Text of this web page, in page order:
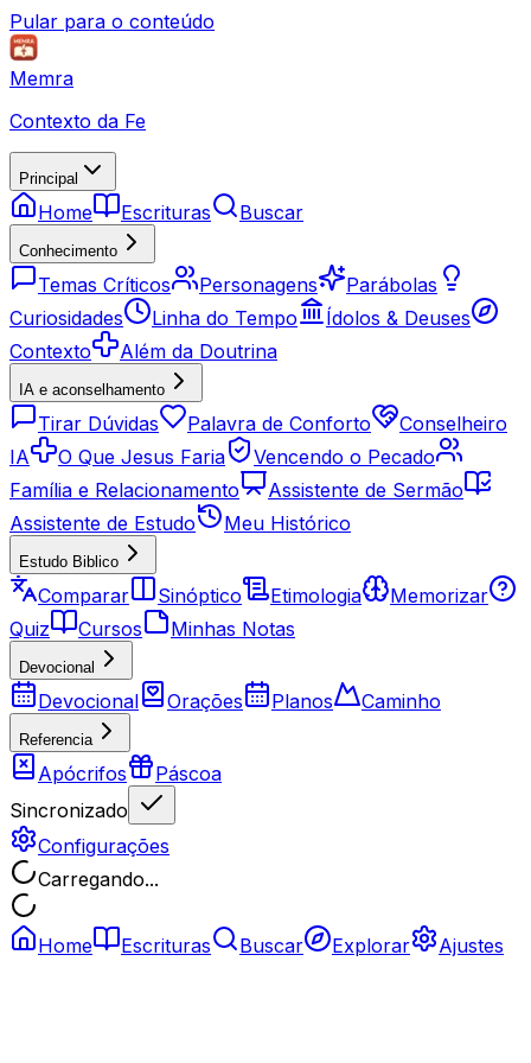
Pular para o conteúdo
Memra
Contexto da Fe
Principal
Home Escrituras Buscar
Conhecimento
Temas Críticos Personagens
Parábolas
Curiosidades
Linha do Tempo
Ídolos & Deuses
Contexto
Além da Doutrina
IA e aconselhamento
Tirar Dúvidas Palavra de Conforto
Conselheiro
IA
O Que Jesus Faria
Vencendo o Pecado
Família e Relacionamento
Assistente de Sermão
Assistente de Estudo
Meu Histórico
Estudo Biblico
Comparar Sinóptico Etimologia
Memorizar
Quiz
Cursos Minhas Notas
Devocional
Devocional Orações Planos Caminho
Referencia
Apócrifos
Páscoa
Sincronizado
Configurações
Carregando...
Home Escrituras Buscar Explorar Ajustes